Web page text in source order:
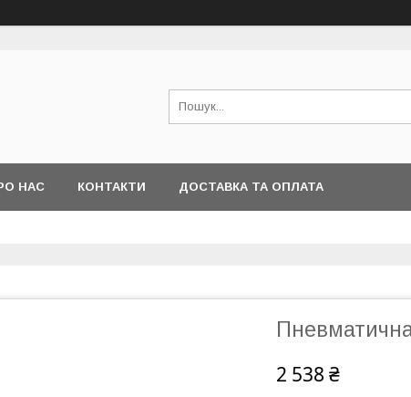
НАС КОНТАКТИ ДОСТАВКА ТА ОПЛАТА
2 538 ₴